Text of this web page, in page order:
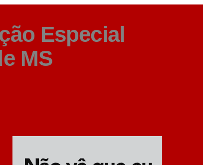
Especial
MS